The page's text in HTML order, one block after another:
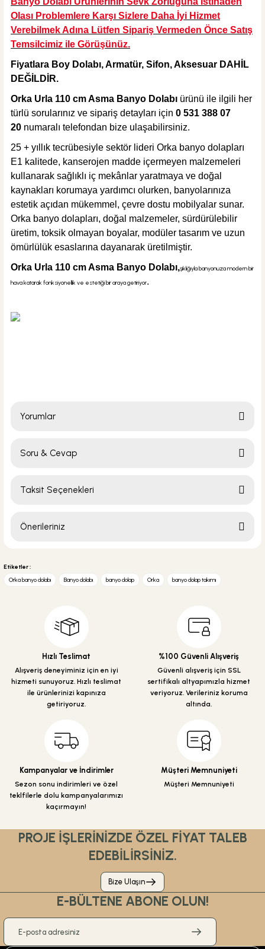
10.000,08 TL
Sepete Ekle
KARGO BEDAVA
Hansgrohe
2.714,40 TL %40
1.630,00 TL
Sepete Ekle
ÜRÜN TÜKENDİ
Tema Pop-Up Krom Sifon Otomatiği
Olası Problemlere Karşı Sizlere Daha İyi Hizmet
Verebilmek Adına Lütfen Sipariş Vermeden Önce Satış
Temsilcimiz ile Görüşünüz.
Fiyatlara Boy Dolabı, Armatür, Sifon, Aksesuar DAHİL
DEĞİLDİR.
Orka Urla 110 cm Asma Banyo Dolabı ürünü ile ilgili her
türlü sorularınız ve sipariş detayları için 0 531 388 07
20 numaralı telefondan bize ulaşabilirsiniz.
25 + yıllık tecrübesiyle sektör lideri Orka banyo dolapları
E1 kalitede, kanserojen madde içermeyen malzemeleri
kullanarak sağlıklı iç mekânlar yaratmaya ve doğal
kaynakları korumaya yardımcı olurken, banyolarınıza
estetik açıdan mükemmel, çevre dostu mobilyalar sunar.
Orka banyo dolapları, doğal malzemeler, sürdürülebilir
üretim, toksik olmayan boyalar, modüler tasarım ve uzun
ömürlülük esaslarına dayanarak üretilmiştir.
Orka Urla 110 cm Asma Banyo Dolabı,şıklığıyla banyonuza modern bir
hava katarak fonksiyonellik ve estetiği bir araya getiriyor.
Yorumlar
Soru & Cevap
Taksit Seçenekleri
Önerileriniz
yetersiz gördüğünüz noktaları öneri formunu kullanarak tarafımıza
Görüş ve önerileriniz için teşekkür ederiz.
Ürün resmi kalitesiz, bozuk veya görüntülenemiyor.
Ürün açıklamasında eksik bilgiler bulunuyor.
Ürün fiyatı diğer sitelerden daha pahalı.
Bu ürüne benzer farklı alternatifler olmalı.
Etiketler :
Orka banyo dolabı
Banyo dolabı banyo dolap Orka banyo dolap takımı
Hızlı Teslimat
Alışveriş deneyiminiz için en iyi
hizmeti sunuyoruz. Hızlı teslimat
ile ürünlerinizi kapınıza
getiriyoruz.
%100 Güvenli Alışveriş
Güvenli alışveriş için SSL
sertifikalı altyapımızla hizmet
veriyoruz. Verileriniz koruma
altında.
Kampanyalar ve İndirimler
Sezon sonu indirimleri ve özel
teklfilerle dolu kampanyalarımızı
kaçırmayın!
Müşteri Memnuniyeti
Müşteri Memnuniyeti
PROJE İŞLERİNİZDE ÖZEL FİYAT TALEB
EDEBİLİRSİNİZ.
Bize Ulaşın
E-BÜLTENE ABONE OLUN!